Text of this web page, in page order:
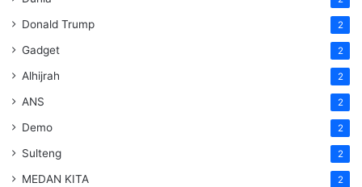
Donald Trump 2
Gadget 2
Alhijrah 2
ANS 2
Demo 2
Sulteng 2
MEDAN KITA 2